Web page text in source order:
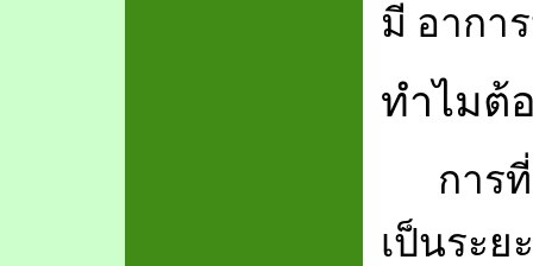
มี อากา
ทำไมต้
การ
เป็นระย